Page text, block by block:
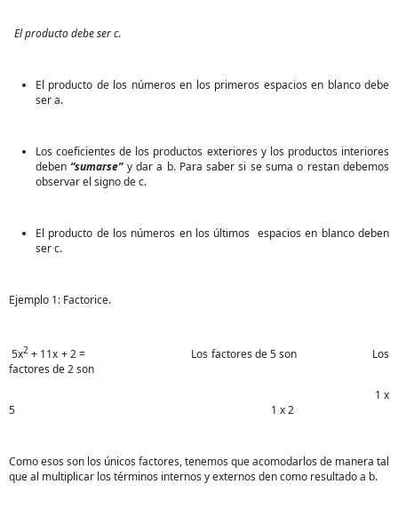
El producto debe ser c.
El producto de los números en los primeros espacios en blanco debe
ser a.
Los coeficientes de los productos exteriores y los productos interiores
deben“sumarse”y dar a b. Para saber si se suma o restan debemos
observar el signo de c.
El producto de los números en los últimos espacios en blanco deben
ser c.
Ejemplo 1: Factorice.
5x2 + 11x + 2 = Los factores de 5 son Los
factores de 2 son
1 x
5 1 x 2
Como esos son los únicos factores, tenemos que acomodarlos de manera tal
que al multiplicar los términos internos y externos den como resultado a b.